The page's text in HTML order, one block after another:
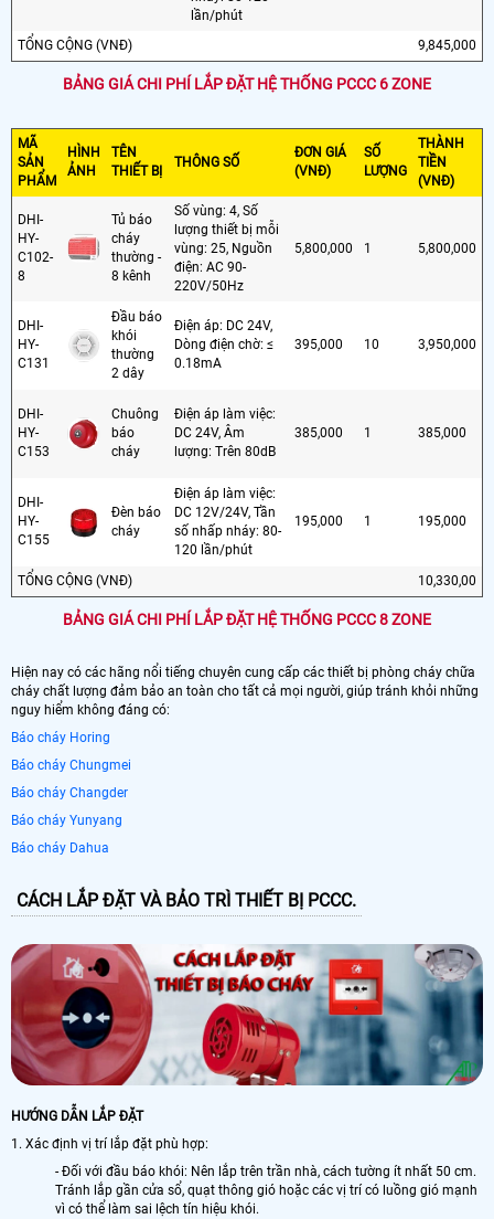
BẢNG GIÁ CHI PHÍ LẮP ĐẶT HỆ THỐNG PCCC 6 ZONE
lần/phút
TỔNG CỘNG (VNĐ) 9,845,000
BẢNG GIÁ CHI PHÍ LẮP ĐẶT HỆ THỐNG PCCC 8 ZONE
MÃ
SẢN
PHẨM
HÌNH
ẢNH
TÊN
THIẾT BỊ
THÔNG SỐ
ĐƠN GIÁ
(VNĐ)
SỐ
LƯỢNG
THÀNH
TIỀN
(VNĐ)
DHI-
HY-
C102-
8
Tủ báo
cháy
thường -
8 kênh
Số vùng: 4, Số
lượng thiết bị mỗi
vùng: 25, Nguồn
điện: AC 90-
220V/50Hz
5,800,000 1 5,800,000
DHI-
HY-
C131
Đầu báo
khói
thường
2 dây
Điện áp: DC 24V,
Dòng điện chờ: ≤
0.18mA
395,000 10 3,950,000
DHI-
HY-
C153
Chuông
báo
cháy
Điện áp làm việc:
DC 24V, Âm
lượng: Trên 80dB
385,000 1 385,000
DHI-
HY-
C155
Đèn báo
cháy
Điện áp làm việc:
DC 12V/24V, Tần
số nhấp nháy: 80-
120 lần/phút
195,000 1 195,000
TỔNG CỘNG (VNĐ) 10,330,00
Hiện nay có các hãng nổi tiếng chuyên cung cấp các thiết bị phòng cháy chữa
cháy chất lượng đảm bảo an toàn cho tất cả mọi người, giúp tránh khỏi những
nguy hiểm không đáng có:
Báo cháy Horing
Báo cháy Chungmei
Báo cháy Changder
Báo cháy Yunyang
Báo cháy Dahua
CÁCH LẮP ĐẶT VÀ BẢO TRÌ THIẾT BỊ PCCC.
HƯỚNG DẪN LẮP ĐẶT
1. Xác định vị trí lắp đặt phù hợp:
- Đối với đầu báo khói: Nên lắp trên trần nhà, cách tường ít nhất 50 cm.
Tránh lắp gần cửa sổ, quạt thông gió hoặc các vị trí có luồng gió mạnh
vì có thể làm sai lệch tín hiệu khói.